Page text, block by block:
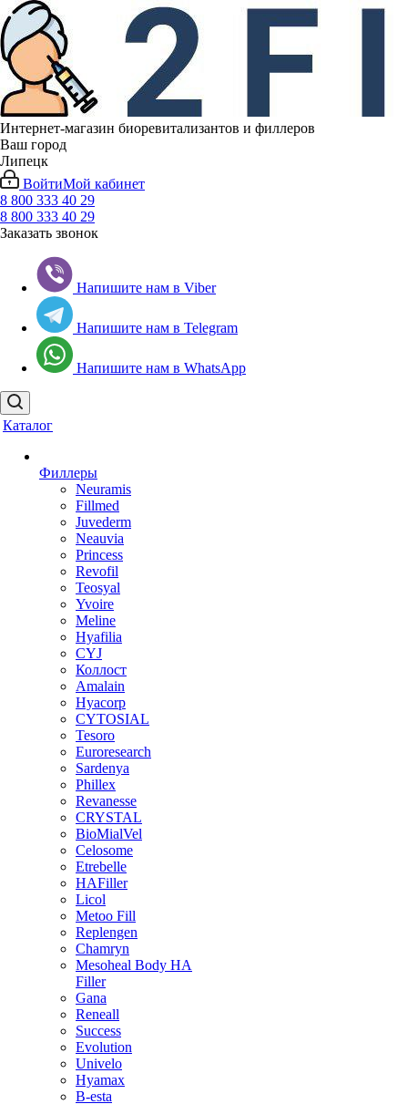
Интернет-магазин биоревитализантов и филлеров
Ваш город
Липецк
ВойтиМой кабинет
8 800 333 40 29
8 800 333 40 29
Заказать звонок
Напишите нам в Viber
Напишите нам в Telegram
Напишите нам в WhatsApp
Каталог
Филлеры
Neuramis
Fillmed
Juvederm
Neauvia
Princess
Revofil
Teosyal
Yvoire
Meline
Hyafilia
CYJ
Коллост
Amalain
Hyacorp
CYTOSIAL
Tesoro
Euroresearch
Sardenya
Phillex
Revanesse
CRYSTAL
BioMialVel
Celosome
Etrebelle
HAFiller
Licol
Metoo Fill
Replengen
Chamryn
Mesoheal Body HA
Filler
Gana
Reneall
Success
Evolution
Univelo
Hyamax
B-esta